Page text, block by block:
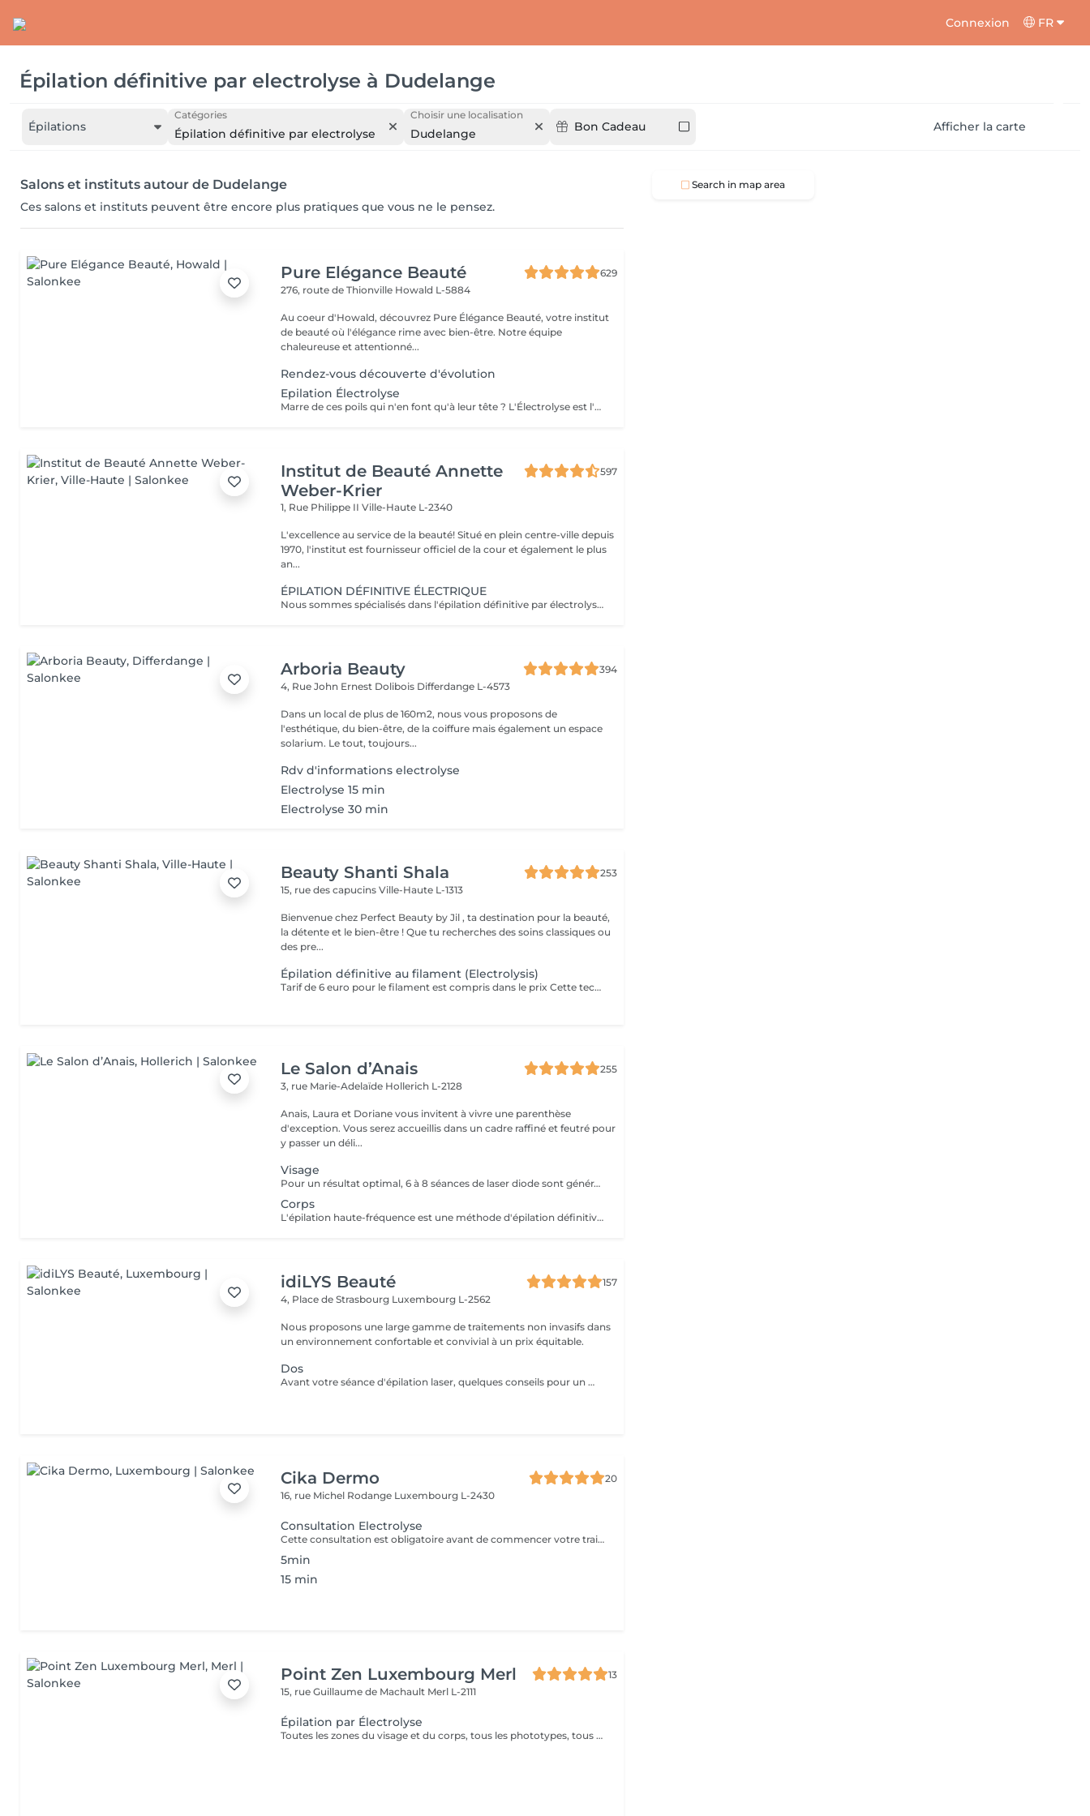
Connexion FR
Épilation définitive par electrolyse à Dudelange
Épilations
Catégories
Épilation définitive par electrolyse
Choisir une localisation
Dudelange Bon Cadeau Afficher la carte
Salons et instituts autour de Dudelange
Ces salons et instituts peuvent être encore plus pratiques que vous ne le pensez.
Pure Elégance Beauté
629
276, route de Thionville Howald L-5884
Au coeur d'Howald, découvrez Pure Élégance Beauté, votre institut
de beauté où l'élégance rime avec bien-être. Notre équipe
chaleureuse et attentionné...
Rendez-vous découverte d'évolution
Epilation Électrolyse
Marre de ces poils qui n'en font qu'à leur tête ? L'Électrolyse est l'unique méthode reconnue comme 100% définitive, poil par poil. Elle neutralise tout, même les poils blonds, blancs ou ceux que le laser a ratés. C'est précis, c'est permanent. Le prix s'ajuste à la minute : vous ne payez que le temps vraiment nécessaire.
Institut de Beauté Annette
Weber-Krier
597
1, Rue Philippe IIVille-Haute L-2340
L'excellence au service de la beauté! Situé en plein centre-ville depuis
1970, l'institut est fournisseur officiel de la cour et également le plus
an...
ÉPILATION DÉFINITIVE ÉLECTRIQUE
Nous sommes spécialisés dans l'épilation définitive par électrolyse depuis 1970. Cette méthode d'épilation définitive est incontestée. L'électrolyse permet l'élimination définitive des cellules responsables de la pousse des poils en insérant un filament dans le follicule pileux et en appliquant un courant à grande vitesse adapté au poil et à la région cible. Toutes les couleurs de peau et de cheveux et toutes les régions peuvent être traitées efficacement et sans compromis.
Arboria Beauty
394
4, Rue John Ernest Dolibois Differdange L-4573
Dans un local de plus de 160m2, nous vous proposons de
l'esthétique, du bien-être, de la coiffure mais également un espace
solarium. Le tout, toujours...
Rdv d'informations electrolyse
Electrolyse 15 min
Electrolyse 30 min
Beauty Shanti Shala
253
15, rue des capucinsVille-Haute L-1313
Bienvenue chez Perfect Beauty by Jil , ta destination pour la beauté,
la détente et le bien-être ! Que tu recherches des soins classiques ou
des pre...
Épilation définitive au filament (Electrolysis)
Tarif de 6 euro pour le filament est compris dans le prix Cette technique est juste pratiqué au niveau du visage chez nous. Le but de l'épilation électrique est de détruire les cellules à l'origine de la repousse du poil. La technique consiste à faire glisser dans le follicule pilo-sébacé jusqu'au bulbe un fin filament transmettant le courant électrique destructeur. Une infime impulsion électrique est administrée sur le bulbe pilaire : une forte et brève chaleur localisée est alors ressentie par le client. Le poil est ensuite retiré avec une pince à épiler, sans effectuer de résistance. Ces étapes sont répétées poil par poil jusqu'à la fin de la séance. Contrairement à d'autres méthodes temporaires comme la cire ou le rasage, l'électrolyse offre des résultats permanents. Cette méthode est définitive. Elle traite tout types de poils et peaux. Contraindication = Peacemaker
Le Salon d’Anais
255
3, rue Marie-Adelaïde Hollerich L-2128
Anais, Laura et Doriane vous invitent à vivre une parenthèse
d'exception. Vous serez accueillis dans un cadre raffiné et feutré pour
y passer un déli...
Visage
Pour un résultat optimal, 6 à 8 séances de laser diode sont généralement recommandées. En cas de pilosité plus dense, quelques séances supplémentaires peuvent être nécessaires. Recommandations avant chaque séance : - Raser la zone concernée 24h à 48h avant le rendez-vous - Ne pas utiliser de cire, d'épilateur électrique ou de pince à épiler durant les 6 semaines précédant le début du traitement (le rasoir ou les ciseaux restent autorisés) En fin de traitement, 5 à 10 % des poils peuvent subsister. Ceux-ci seront éliminés lors des séances d'entretien, à raison de 1 à 2 fois par an. Le laser traite tous les types de peau, de la plus claire à la plus foncée, ainsi que la majorité des types de poils, à l'exception des poils blancs, qui ne contiennent pas de mélanine.
Corps
L'épilation haute-fréquence est une méthode d'épilation définitive au poil par poil. Plus clairement, l'épilation haute fréquence est une évolution de l'épilation électrique aussi appelée électrolyse. Vous l'aurez compris, il s'agit d'une alternative efficace pour tous les types de poils. Notamment les poils blonds, blancs et roux qui ne sont donc pas éligibles à l'épilation laser. Les zones les plus traitées sont les zones du visage. 3€ la minute
idiLYS Beauté
157
4, Place de Strasbourg Luxembourg L-2562
Nous proposons une large gamme de traitements non invasifs dans
un environnement confortable et convivial à un prix équitable.
Dos
Avant votre séance d'épilation laser, quelques conseils pour un meilleur confort et un résultat optimal : 1. Rasez la zone à traiter : de préférence la veille avec un rasoir. 2. Venez avec une peau propre et sèche : sans maquillage, crème, parfum, huile ou déodorant. 3. Protégez votre peau : évitez le soleil, l'autobronzant ainsi que les gommages durant les 3 jours précédant la séance.
Cika Dermo
20
16, rue Michel Rodange Luxembourg L-2430
Consultation Electrolyse
Cette consultation est obligatoire avant de commencer votre traitement d'épilation définitive par Haute Fréquence. Notre centre est équipé de la technologie Apilus.
5min
15 min
Point Zen Luxembourg Merl
13
15, rue Guillaume de Machault Merl L-2111
Épilation par Électrolyse
Toutes les zones du visage et du corps, tous les phototypes, tous les types de poils ( couleur, épaisseur, forme ), toute l'année, sans douleur
Search in map area